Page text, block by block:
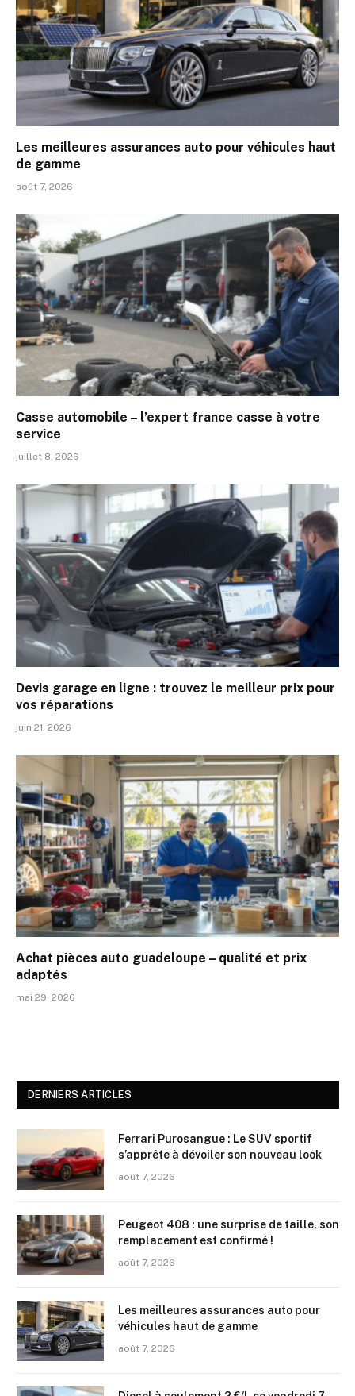
Les meilleures assurances auto pour véhicules haut
de gamme
août 7, 2026
Casse automobile – l’expert france casse à votre
service
juillet 8, 2026
Devis garage en ligne : trouvez le meilleur prix pour
vos réparations
juin 21, 2026
Achat pièces auto guadeloupe – qualité et prix
adaptés
mai 29, 2026
DERNIERS ARTICLES
Ferrari Purosangue : Le SUV sportif
s’apprête à dévoiler son nouveau look
août 7, 2026
Peugeot 408 : une surprise de taille, son
remplacement est confirmé !
août 7, 2026
Les meilleures assurances auto pour
véhicules haut de gamme
août 7, 2026